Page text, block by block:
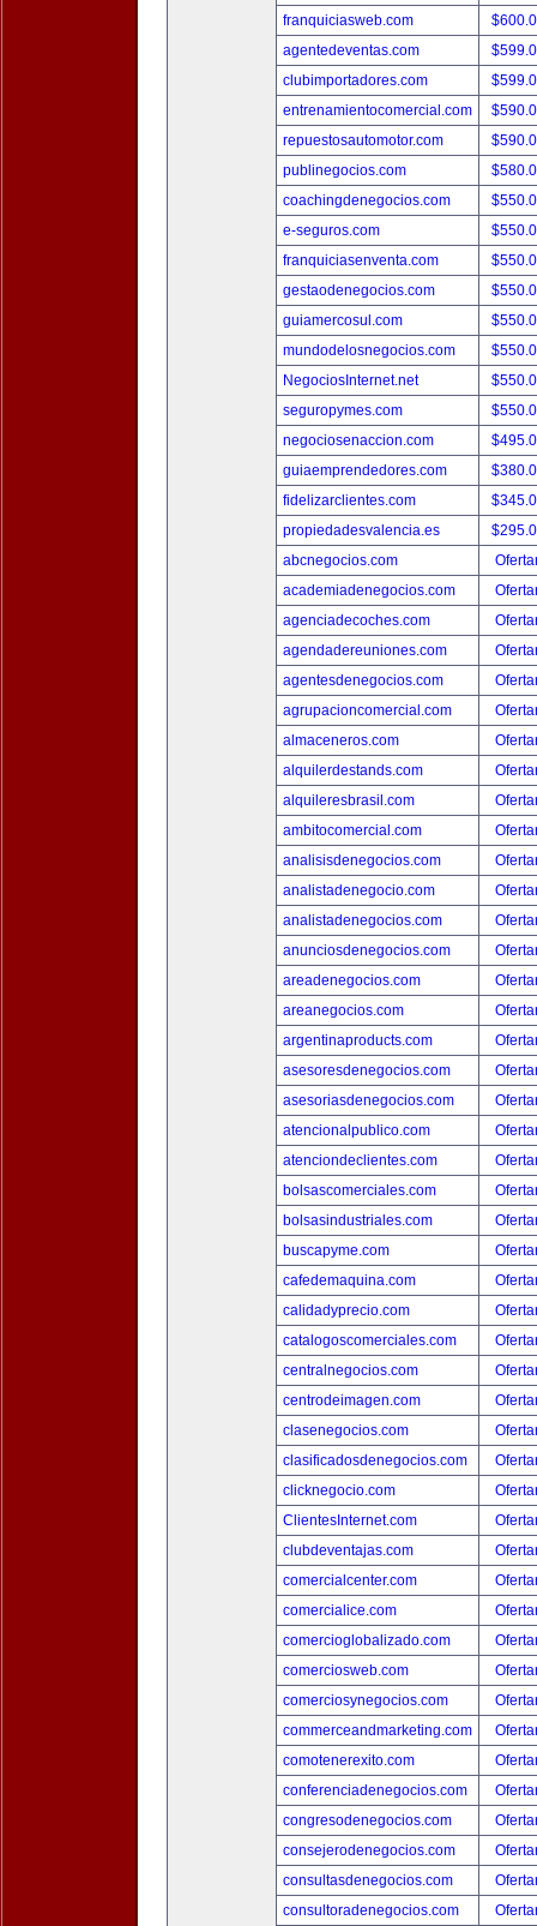
franquiciasweb.com
agentedeventas.com
clubimportadores.com
entrenamientocomercial.com
repuestosautomotor.com
publinegocios.com
coachingdenegocios.com
e-seguros.com
franquiciasenventa.com
gestaodenegocios.com
guiamercosul.com
mundodelosnegocios.com
NegociosInternet.net
seguropymes.com
negociosenaccion.com
guiaemprendedores.com
fidelizarclientes.com
propiedadesvalencia.es
abcnegocios.com
academiadenegocios.com
agenciadecoches.com
agendadereuniones.com
agentesdenegocios.com
agrupacioncomercial.com
almaceneros.com
alquilerdestands.com
alquileresbrasil.com
ambitocomercial.com
analisisdenegocios.com
analistadenegocio.com
analistadenegocios.com
anunciosdenegocios.com
areadenegocios.com
areanegocios.com
argentinaproducts.com
asesoresdenegocios.com
asesoriasdenegocios.com
atencionalpublico.com
atenciondeclientes.com
bolsascomerciales.com
bolsasindustriales.com
buscapyme.com
cafedemaquina.com
calidadyprecio.com
catalogoscomerciales.com
centralnegocios.com
centrodeimagen.com
clasenegocios.com
clasificadosdenegocios.com
clicknegocio.com
ClientesInternet.com
clubdeventajas.com
comercialcenter.com
comercialice.com
comercioglobalizado.com
comerciosweb.com
comerciosynegocios.com
commerceandmarketing.com
comotenerexito.com
conferenciadenegocios.com
congresodenegocios.com
consejerodenegocios.com
consultasdenegocios.com
consultoradenegocios.com